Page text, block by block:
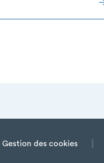
Gestion des cookies